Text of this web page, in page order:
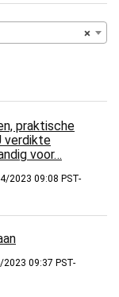
×
praktische
verdikte
voor…
2023 09:08 PST-
09:37 PST-